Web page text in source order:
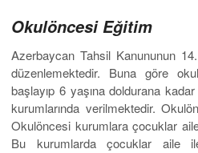
Okulöncesi Eğitim
Azerbaycan Tahsil Kanununun
düzenlemektedir. Buna göre
başlayıp 6 yaşına doldurana
kurumlarında verilmektedir.
Okulöncesi kurumlara çocuklar
Bu kurumlarda çocuklar aile